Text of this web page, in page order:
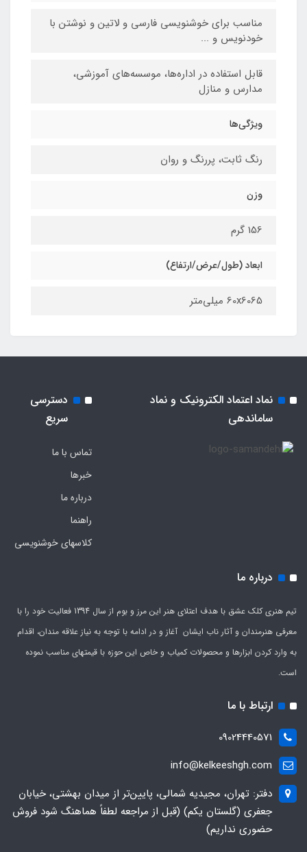
مناسب برای خوشنویسی فارسی و لاتین و نوشتن با
خودنویس و ...
قابل استفاده در اداره‌ها، موسسه‌های آموزشی،
مدارس و منازل
ویژگی‌ها
رنگ ثابت، پررنگ و روان
وزن
156 گرم
ابعاد (طول/عرض/ارتفاع)
60x6065 میلی‌متر
نماد اعتماد الکترونیک و نماد
ساماندهی
دسترسی
سریع
تماس با ما
خبرها
درباره ما
راهنما
کلاسهای خوشنویسی
درباره ما
تیم هنری کلک عشق با هدف اعتلای هنر این مرز و بوم از سال 1394 فعالیت خود را با
معرفی هنرمندان و آثار ناب ایشان آغاز و در ادامه با توجه به نیاز علاقه مندان، اقدام
به وارد کردن ابزارها و محصولات کمیاب و خاص این حوزه با قیمتهای مناسب نموده
است.
ارتباط با ما
09024440571
info@kelkeeshgh.com
دفتر: تهران، مجیدیه شمالی، پایین‌تر از میدان بهشتی، خیابان
جعفری (گلستان یکم) (قبل از مراجعه لطفاً هماهنگ شود فروش
حضوری نداریم)